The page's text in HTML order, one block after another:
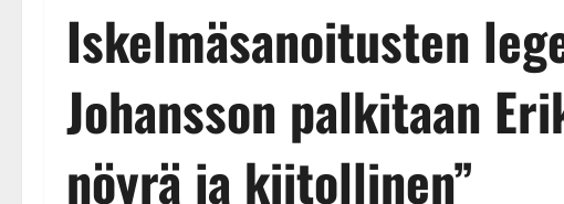
Iskelmäsanoitusten
Johansson palkitaan
nöyrä ja kiitollinen”